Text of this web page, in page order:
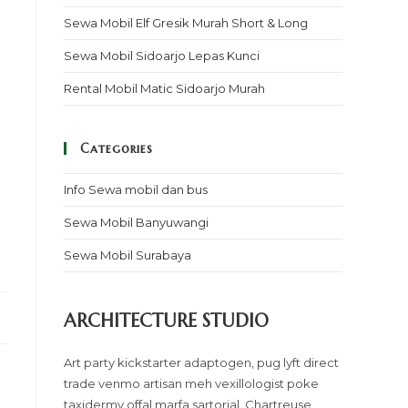
Sewa Mobil Elf Gresik Murah Short & Long
Sewa Mobil Sidoarjo Lepas Kunci
Rental Mobil Matic Sidoarjo Murah
Categories
Info Sewa mobil dan bus
Sewa Mobil Banyuwangi
Sewa Mobil Surabaya
ARCHITECTURE STUDIO
Art party kickstarter adaptogen, pug lyft direct
trade venmo artisan meh vexillologist poke
taxidermy offal marfa sartorial. Chartreuse